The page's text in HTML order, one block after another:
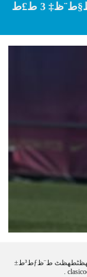
ظپظ‰ ط§ظ„ظ‚ط¯ظ….. ظˆطھظ‚ط§ط±ظٹط± طھط¤ظƒط¯ ط؛ظٹط§ط¨ظ‡ 3 ط£ط
تم نشر هذا الخبر في يوم 22.01.17 تحت عنوان ط¨ط±ط´ظ„ظˆظ†ط© ظٹط¹ظ„ظ† ط¥طµط§ط¨ط© ط£ظˆظ…طھظٹطھظٹ ط¨ظƒط³ط±